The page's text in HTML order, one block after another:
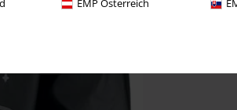
EMP Österreich